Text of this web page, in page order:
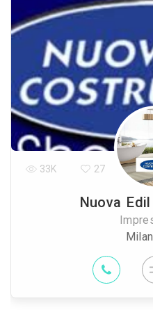
Nuova
33K 27